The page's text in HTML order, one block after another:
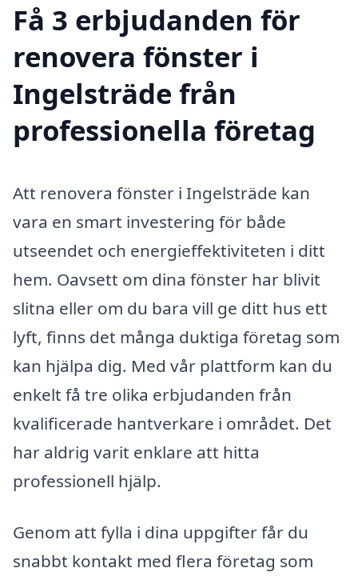
Få 3 erbjudanden för
renovera fönster i
Ingelsträde från
professionella företag
Att renovera fönster i Ingelsträde kan
vara en smart investering för både
utseendet och energieffektiviteten i ditt
hem. Oavsett om dina fönster har blivit
slitna eller om du bara vill ge ditt hus ett
lyft, finns det många duktiga företag som
kan hjälpa dig. Med vår plattform kan du
enkelt få tre olika erbjudanden från
kvalificerade hantverkare i området. Det
har aldrig varit enklare att hitta
professionell hjälp.
Genom att fylla i dina uppgifter får du
snabbt kontakt med flera företag som